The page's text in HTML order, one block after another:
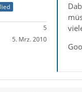
5
5. Mrz. 2010